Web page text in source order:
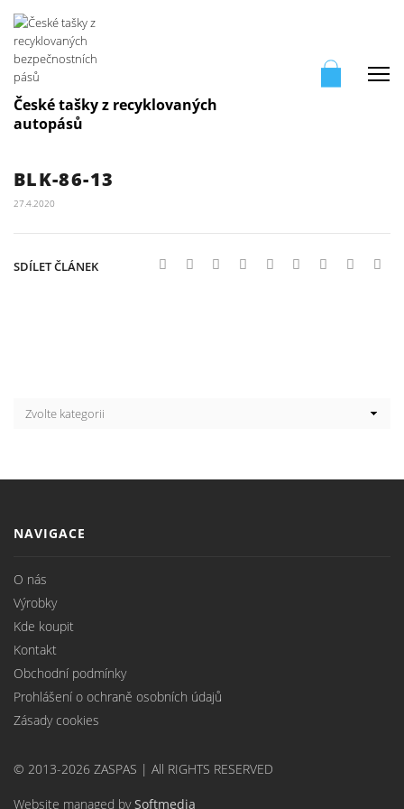
České tašky z recyklovaných
autopásů
BLK-86-13
27.4.2020
SDÍLET ČLÁNEK
NAVIGACE
O nás
Výrobky
Kde koupit
Kontakt
Obchodní podmínky
Prohlášení o ochraně osobních údajů
Zásady cookies
© 2013-2026 ZASPAS | All RIGHTS RESERVED
Website managed bySoftmedia